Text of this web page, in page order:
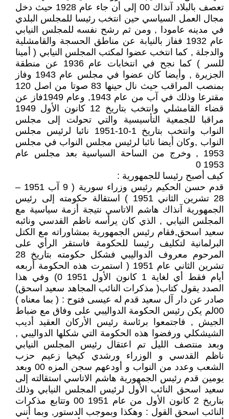
تعصف بالبلاد آنذاك 00 إلى أن جاء عام 1928 حيث دخل
مجال العمل السياسي حين انتخب رئيسا للمجلس البلدي
في مدينه عامودا , ومن ثم رشح نفسه للمجلس النيابي
عام 1932 ففاز بالنيابة عن مناطق الحسجة والقامشلية
والدجلة , كما انتخب عضوا لمكتب المجلس النيابي ( أمينا
للسر ) كما نجح في انتخابات عام 1936 عن منطقة
الجزيرة , وأيضا كان عضوا في مجلس عام 1943 وفاز
بمنصب المراقب حيث نال حينها 83 صوتا من اصل 120
مقترعا وذلك في آب من عام 1943, وعام 1949فاز عن
قضاء القامشلي وانتخب بتاريخ 12 كانون الأول 1949
مراقبا للجمعية التأسيسية والتي تحولت إلى مجلس
النواب وانتخب بتاريخ 1-10-1951 نائبا لرئيس مجلس
النواب ,وكان أيضا نائبا لرئيس مجلس النواب في مجلس
1953 , وخرج من الساحة السياسية بعد مجلس عام
1953 0
كيف أصبح رئيسا للجمهورية :
قدم حسن الحكيم رئيس وزراء سورية ( 9 آب 1951 –
28 تشرين الثاني 1951 ) استقالة حكومته إلى رئيس
الجمهورية آنذاك هاشم الاتاسي نتيجة أزمة سياسية مع
المجلس النيابي , الذي كان يرأسه ناظم القدسي ونائبه
سعيد اسحق,فقام رئيس الجمهورية بمشاوراته مع الكتل
البرلمانية لتكليف رئيسا للحكومة فاستقر الرأي على
المرحوم معروف الدواليبي فشكل حكومته بتاريخ 28
تشرين الثاني عام 1951 ( استمرت هذه الحكومة أربعه
أيام فقط أي لغاية 1 كانون الأول 1951 0) وفي هذا
الصدد يقول كتاب( مذكرات النائب المجاهد سعيد اسحق)
صادر عن دار آل سعيد قدم له عيسى فتوح : ( بما معناه )
00لم يكن رئيس الحكومة الدواليبي على وفاق مع ضباط
الجيش , فاجتمعوا برئاسة رئيس الأركان العقيد أديب
الشيشكلي ورفضوا هذه الحكومة التي شكلها الدواليبي ,
وبعد منتصف الليل تم اعتقال رئيس المجلس النيابي
ناظم القدسي و الوزراء ورشدي كيخيا زعيم حزب
الشعب وعدد من النواب و أودعهم سجن المزه 00 وبعد
يومين قدم رئيس الجمهورية هاشم الاتاسي استقالته إلى
سعيد اسحق النائب الأول لرئيس المجلس النيابي وذلك
بتاريخ 2 كانون الأول من عام 1951 00 وتتابع مذكرات
النائب اسحق القول : وهكذا وبموجب الدستور, وبما أنني